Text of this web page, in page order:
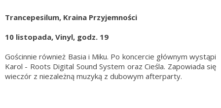
Trancepesilum, Kraina Przyjemności
10 listopada, Vinyl, godz. 19
Gościnnie również Basia i Miku. Po koncercie głównym wystąpi
Karol - Roots Digital Sound System oraz Cieśla. Zapowiada się
wieczór z niezależną muzyką z dubowym afterparty.